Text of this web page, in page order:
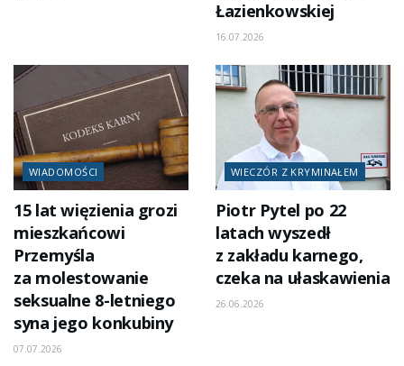
Łazienkowskiej
16.07.2026
WIADOMOŚCI
15 lat więzienia grozi
mieszkańcowi
Przemyśla
za molestowanie
seksualne 8-letniego
syna jego konkubiny
07.07.2026
WIECZÓR Z KRYMINAŁEM
Piotr Pytel po 22
latach wyszedł
z zakładu karnego,
czeka na ułaskawienia
26.06.2026